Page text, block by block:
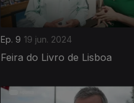
Ep. 9 19 jun. 2024
Feira do Livro de Lisboa